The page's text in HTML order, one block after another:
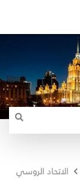
الاتحاد الروسي